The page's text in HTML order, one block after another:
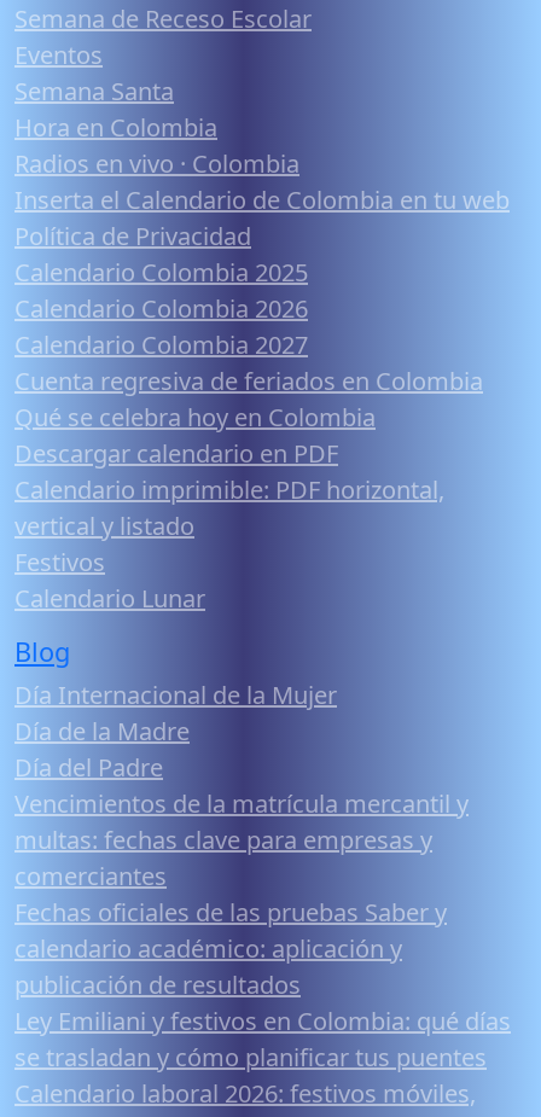
Semana de Receso Escolar
Eventos
Semana Santa
Hora en Colombia
Radios en vivo · Colombia
Inserta el Calendario de Colombia en tu web
Política de Privacidad
Calendario Colombia 2025
Calendario Colombia 2026
Calendario Colombia 2027
Cuenta regresiva de feriados en Colombia
Qué se celebra hoy en Colombia
Descargar calendario en PDF
Calendario imprimible: PDF horizontal,
vertical y listado
Festivos
Calendario Lunar
Blog
Día Internacional de la Mujer
Día de la Madre
Día del Padre
Vencimientos de la matrícula mercantil y
multas: fechas clave para empresas y
comerciantes
Fechas oficiales de las pruebas Saber y
calendario académico: aplicación y
publicación de resultados
Ley Emiliani y festivos en Colombia: qué días
se trasladan y cómo planificar tus puentes
Calendario laboral 2026: festivos móviles,